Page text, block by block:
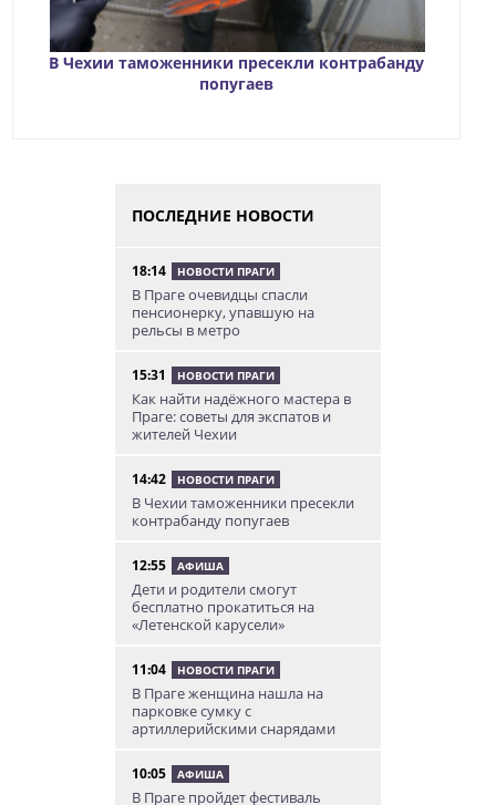
В Чехии таможенники пресекли контрабанду
попугаев
ПОСЛЕДНИЕ НОВОСТИ
18:14 НОВОСТИ ПРАГИ
В Праге очевидцы спасли
пенсионерку, упавшую на
рельсы в метро
15:31 НОВОСТИ ПРАГИ
Как найти надёжного мастера в
Праге: советы для экспатов и
жителей Чехии
14:42 НОВОСТИ ПРАГИ
В Чехии таможенники пресекли
контрабанду попугаев
12:55 АФИША
Дети и родители смогут
бесплатно прокатиться на
«Летенской карусели»
11:04 НОВОСТИ ПРАГИ
В Праге женщина нашла на
парковке сумку с
артиллерийскими снарядами
10:05 АФИША
В Праге пройдет фестиваль